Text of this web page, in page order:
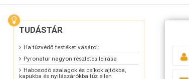
TUDÁSTÁR
Ha tűzvédő festéket vásárol:
Pyronatur nagyon részletes leírása
Habosodó szalagok és csíkok ajtókba,
kapukba és nyilászárókba tűz ellen